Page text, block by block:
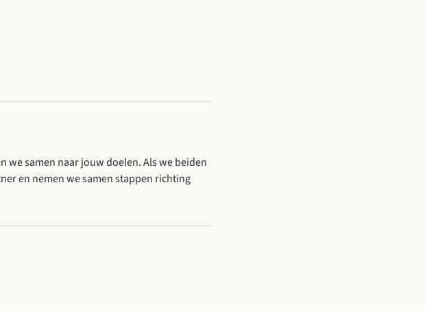
we samen naar jouw doelen. Als we beiden
en nemen we samen stappen richting